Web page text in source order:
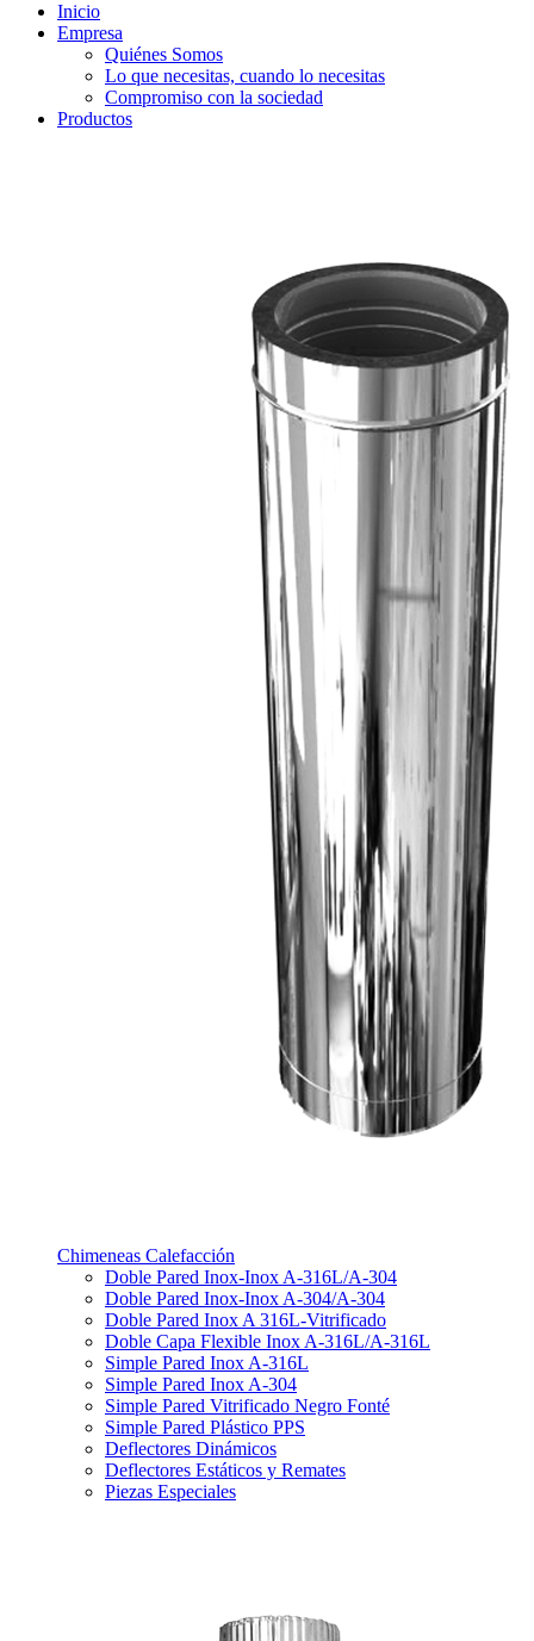
Inicio
Empresa
Quiénes Somos
Lo que necesitas, cuando lo necesitas
Compromiso con la sociedad
Productos
Chimeneas Calefacción
Doble Pared Inox-Inox A-316L/A-304
Doble Pared Inox-Inox A-304/A-304
Doble Pared Inox A 316L-Vitrificado
Doble Capa Flexible Inox A-316L/A-316L
Simple Pared Inox A-316L
Simple Pared Inox A-304
Simple Pared Vitrificado Negro Fonté
Simple Pared Plástico PPS
Deflectores Dinámicos
Deflectores Estáticos y Remates
Piezas Especiales